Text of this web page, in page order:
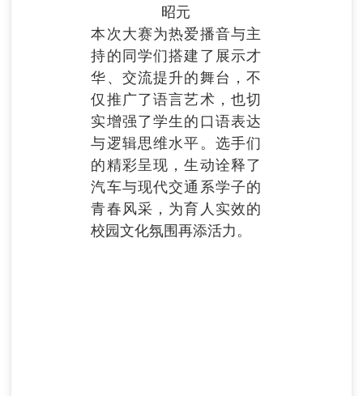
昭元
本次大赛为热爱播音与主
持的同学们搭建了展示才
华、交流提升的舞台，不
仅推广了语言艺术，也切
实增强了学生的口语表达
与逻辑思维水平。选手们
的精彩呈现，生动诠释了
汽车与现代交通系学子的
青春风采，为育人实效的
校园文化氛围再添活力。